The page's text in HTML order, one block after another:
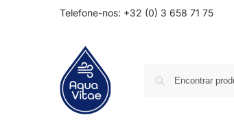
Telefone-nos: +32 (0) 3 658 71 75